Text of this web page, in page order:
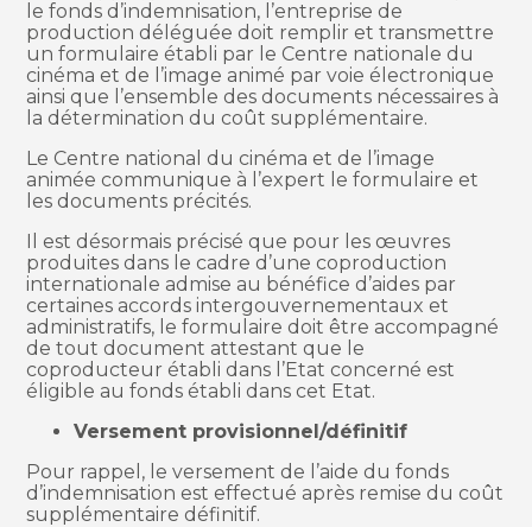
le fonds d’indemnisation, l’entreprise de
production déléguée doit remplir et transmettre
un formulaire établi par le Centre nationale du
cinéma et de l’image animé par voie électronique
ainsi que l’ensemble des documents nécessaires à
la détermination du coût supplémentaire.
Le Centre national du cinéma et de l’image
animée communique à l’expert le formulaire et
les documents précités.
Il est désormais précisé que pour les œuvres
produites dans le cadre d’une coproduction
internationale admise au bénéfice d’aides par
certaines accords intergouvernementaux et
administratifs, le formulaire doit être accompagné
de tout document attestant que le
coproducteur établi dans l’Etat concerné est
éligible au fonds établi dans cet Etat.
Versement provisionnel/définitif
Pour rappel, le versement de l’aide du fonds
d’indemnisation est effectué après remise du coût
supplémentaire définitif.